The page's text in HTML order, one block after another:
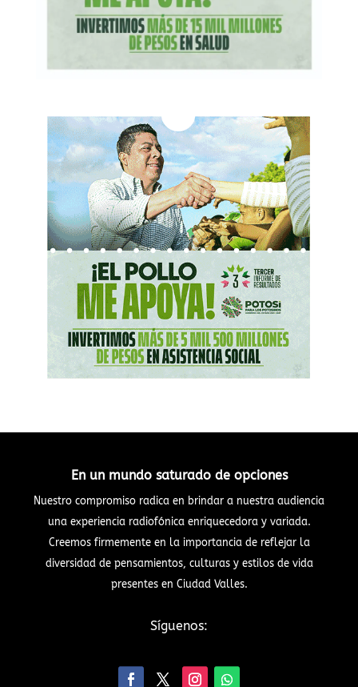
En un mundo saturado de opciones
Nuestro compromiso radica en brindar a nuestra audiencia
una experiencia radiofónica enriquecedora y variada.
Creemos firmemente en la importancia de reflejar la
diversidad de pensamientos, culturas y estilos de vida
presentes en Ciudad Valles.
Síguenos: